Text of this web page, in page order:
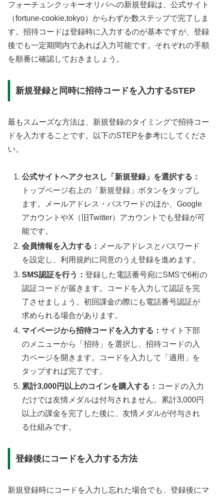
フォーチュンクッキーオリパへの新規登録は、公式サイト
（fortune-cookie.tokyo）からわずか数ステップで完了しま
す。招待コードは登録時に入力するのが基本ですが、登録
後でも一定期間内であれば入力可能です。それぞれの手順
を順番に確認しておきましょう。
新規登録と同時に招待コードを入力するSTEP
最もスムーズな方法は、新規登録のタイミングで招待コー
ドを入力することです。以下のSTEPを参考にしてくださ
い。
公式サイトへアクセスし「新規登録」を選択する：
トップページ右上の「新規登録」ボタンをタップし
ます。メールアドレス・パスワードのほか、Google
アカウントやX（旧Twitter）アカウントでも登録が可
能です。
会員情報を入力する： メールアドレスとパスワード
を設定し、利用規約に同意のうえ登録を進めます。
SMS認証を行う：登録した電話番号宛にSMSで6桁の
認証コードが届きます。コードを入力して認証を完
了させましょう。初回課金の際にも電話番号認証が
求められる場合があります。
マイページから招待コードを入力する：サイト下部
のメニューから「招待」を選択し、招待コードの入
力ページを開きます。コードを入力して「適用」を
タップすれば完了です。
累計3,000円以上のコインを購入する： コードの入力
だけでは友情メダルは付与されません。累計3,000円
以上の課金を完了した後に、友情メダルが付与され
る仕組みです。
登録後にコードを入力する方法
新規登録時にコードを入力し忘れた場合でも、登録後にマ